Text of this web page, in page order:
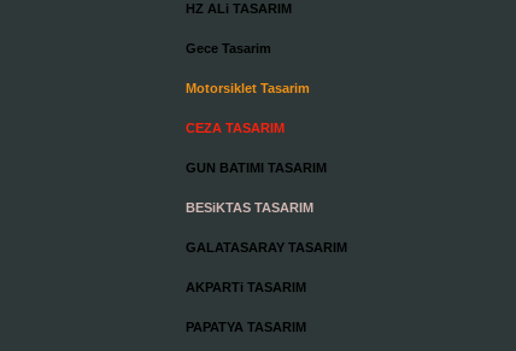
HZ ALi TASARIM
Gece Tasarim
Motorsiklet Tasarim
CEZA TASARIM
GUN BATIMI TASARIM
BESiKTAS TASARIM
GALATASARAY TASARIM
AKPARTi TASARIM
PAPATYA TASARIM